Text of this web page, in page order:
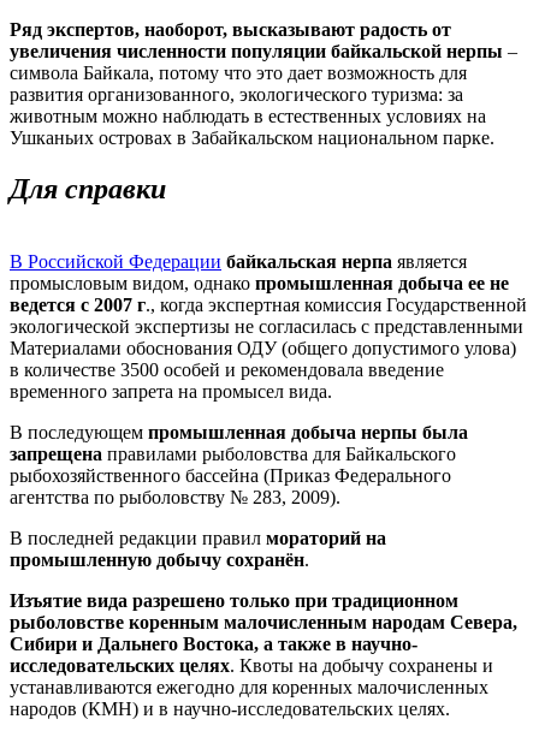
Ряд экспертов, наоборот, высказывают радость от
увеличения численности популяции байкальской нерпы –
символа Байкала, потому что это дает возможность для
развития организованного, экологического туризма: за
животным можно наблюдать в естественных условиях на
Ушканьих островах в Забайкальском национальном парке.
Для справки
В Российской Федерации байкальская нерпа является
промысловым видом, однако промышленная добыча ее не
ведется с 2007 г., когда экспертная комиссия Государственной
экологической экспертизы не согласилась с представленными
Материалами обоснования ОДУ (общего допустимого улова)
в количестве 3500 особей и рекомендовала введение
временного запрета на промысел вида.
В последующем промышленная добыча нерпы была
запрещена правилами рыболовства для Байкальского
рыбохозяйственного бассейна (Приказ Федерального
агентства по рыболовству № 283, 2009).
В последней редакции правил мораторий на
промышленную добычу сохранён.
Изъятие вида разрешено только при традиционном
рыболовстве коренным малочисленным народам Севера,
Сибири и Дальнего Востока, а также в научно-
исследовательских целях. Квоты на добычу сохранены и
устанавливаются ежегодно для коренных малочисленных
народов (КМН) и в научно-исследовательских целях.